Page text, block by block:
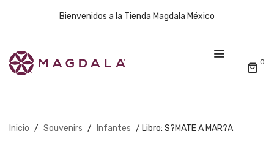
Bienvenidos a la Tienda Magdala México
0
Inicio / Souvenirs / Infantes / Libro: S?MATE A MAR?A